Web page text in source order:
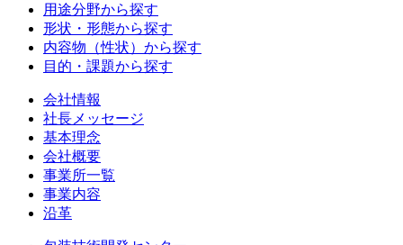
用途分野から探す
形状・形態から探す
内容物（性状）から探す
目的・課題から探す
会社情報
社長メッセージ
基本理念
会社概要
事業所一覧
事業内容
沿革